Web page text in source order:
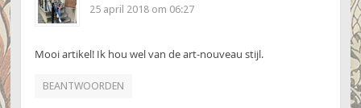
25 april 2018 om 06:27
Mooi artikel! Ik hou wel van de art-nouveau stijl.
BEANTWOORDEN